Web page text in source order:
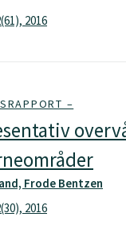
2016
–
Frode Bentzen
2016